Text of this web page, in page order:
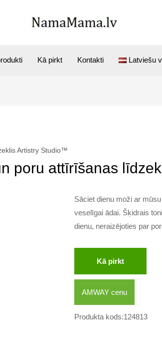
Kā pirkt Kontakti Latviešu
Artistry Studio™
poru attīrīšanas
Sāciet dienu moži ar
veselīgai ādai. Šķidrais
dienu, neraizējoties par
Kā pirkt
AMWAY cenu
Produkta kods:124813